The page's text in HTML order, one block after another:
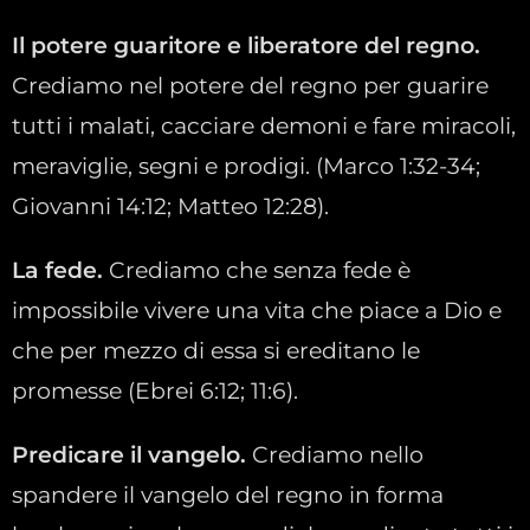
Il potere guaritore e liberatore del regno.
Crediamo nel potere del regno per guarire
tutti i malati, cacciare demoni e fare miracoli,
meraviglie, segni e prodigi. (Marco 1:32-34;
Giovanni 14:12; Matteo 12:28).
La fede. Crediamo che senza fede è
impossibile vivere una vita che piace a Dio e
che per mezzo di essa si ereditano le
promesse (Ebrei 6:12; 11:6).
Predicare il vangelo. Crediamo nello
spandere il vangelo del regno in forma